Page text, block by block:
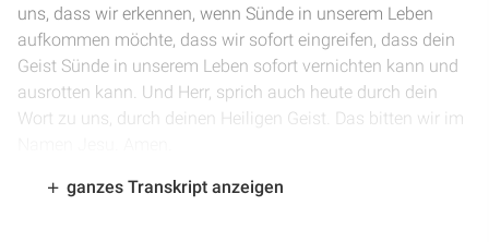
uns, dass wir erkennen, wenn Sünde in unserem Leben
aufkommen möchte, dass wir sofort eingreifen, dass dein
Geist Sünde in unserem Leben sofort vernichten kann und
ausrotten kann. Und Herr, sprich auch heute durch dein
Wort zu uns, durch deinen Heiligen Geist. Das bitten wir im
1:04 ] Wir sind in 5. Mose 14. Es geht gerade um die
ganzes Transkript anzeigen